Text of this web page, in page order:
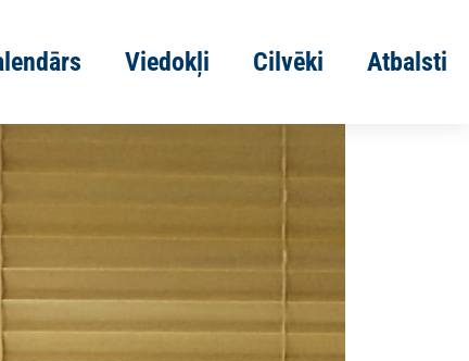
Viedokļi Cilvēki Atbalsti